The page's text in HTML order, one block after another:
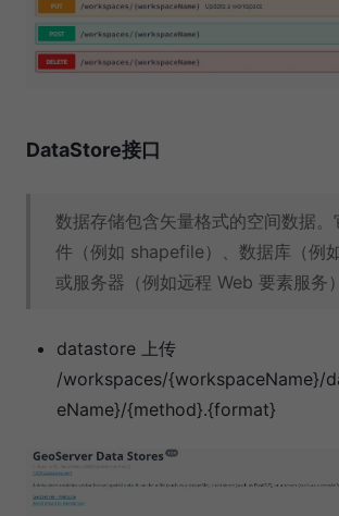
DataStore接口
数据存储包含矢量格式的空间数据。
件（例如 shapefile）、数据库（例
或服务器（例如远程 Web 要素服务）
datastore 上传
/workspaces/{workspaceName}/
eName}/{method}.{format}